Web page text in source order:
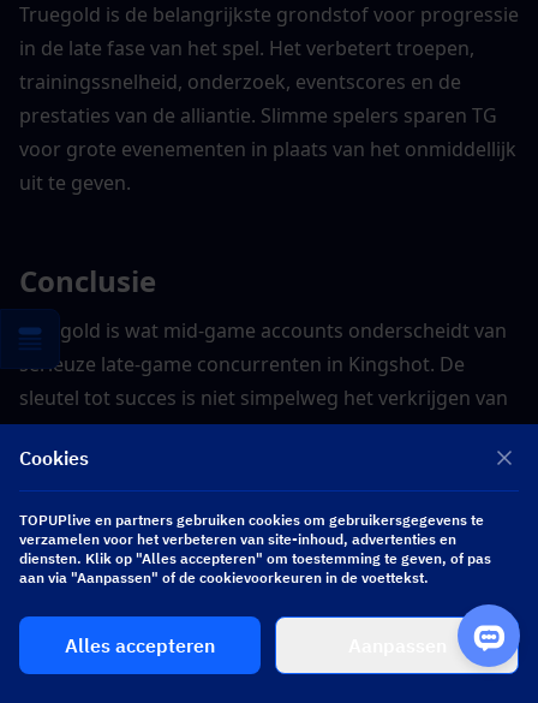
Truegold is de belangrijkste grondstof voor progressie
in de late fase van het spel. Het verbetert troepen,
trainingssnelheid, onderzoek, eventscores en de
prestaties van de alliantie. Slimme spelers sparen TG
voor grote evenementen in plaats van het onmiddellijk
uit te geven.
Conclusie
Truegold is wat mid-game accounts onderscheidt van
serieuze late-game concurrenten in Kingshot. De
sleutel tot succes is niet simpelweg het verkrijgen van
meer TG — het gaat om het efficiënt gebruiken ervan.
Onthoud deze kernprincipes:
Bereik eerst TC30
Geef prioriteit aan upgrades van het
Cookies
TOPUPlive en partners gebruiken cookies om gebruikersgegevens te
verzamelen voor het verbeteren van site-inhoud, advertenties en
diensten. Klik op "Alles accepteren" om toestemming te geven, of pas
aan via "Aanpassen" of de cookievoorkeuren in de voettekst.
Alles accepteren